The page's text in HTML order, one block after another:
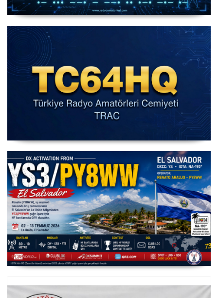
IARU HF World Championship 2026
IARU HF Yarışması TC64HQ Havada Olacak (Trac
YS3/PY8WW Türkiye'den FT8 Mümkün